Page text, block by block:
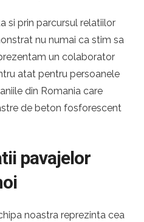
si prin parcursul relatiilor
nu numai ca stim sa
un colaborator
atat pentru persoanele
din Romania care
de beton fosforescent
pavajelor
noastra reprezinta cea